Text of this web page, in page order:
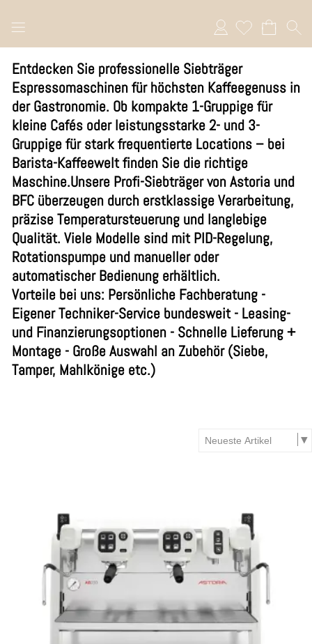
Anmelden
Entdecken Sie professionelle Siebträger
Espressomaschinen für höchsten Kaffeegenuss in
der Gastronomie. Ob kompakte 1-Gruppige für
kleine Cafés oder leistungsstarke 2- und 3-
Gruppige für stark frequentierte Locations – bei
Barista-Kaffeewelt finden Sie die richtige
Maschine.Unsere Profi-Siebträger von Astoria und
BFC überzeugen durch erstklassige Verarbeitung,
präzise Temperatursteuerung und langlebige
Qualität. Viele Modelle sind mit PID-Regelung,
Rotationspumpe und manueller oder
automatischer Bedienung erhältlich.
Vorteile bei uns: Persönliche Fachberatung -
Eigener Techniker-Service bundesweit - Leasing-
und Finanzierungsoptionen - Schnelle Lieferung +
Montage - Große Auswahl an Zubehör (Siebe,
Tamper, Mahlkönige etc.)